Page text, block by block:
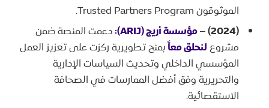
الموثوقون Trusted Partners Program.
(2024)
–مؤسسة أريج (ARIJ):
دعمت المنصة ضمن
مشروع لنحلق معاًبمنح تطويرية ركزت على تعزيز العمل
المؤسسي الداخلي وتحديث السياسات الإدارية
والتحريرية وفق أفضل الممارسات في الصحافة
الاستقصائية.